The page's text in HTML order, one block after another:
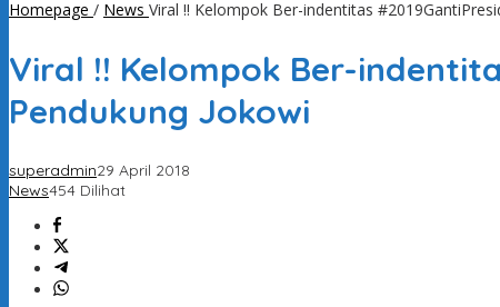
Homepage / News Viral !! Kelompok Ber-indentitas
Viral !! Kelompok Ber-
Pendukung Jokowi
superadmin29 April 2018
News454 Dilihat